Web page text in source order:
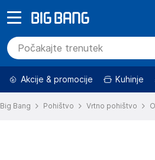
Akcije & promocije Kuhinje
Big Bang Pohištvo Vrtno pohištvo